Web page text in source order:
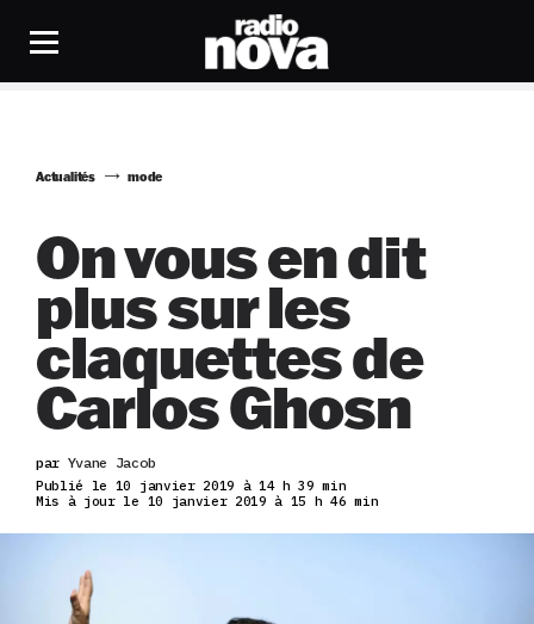
Actualités mode
On vous en dit
plus sur les
claquettes de
Carlos Ghosn
par Yvane Jacob
Publié le 10 janvier 2019 à 14 h 39 min
Mis à jour le 10 janvier 2019 à 15 h 46 min